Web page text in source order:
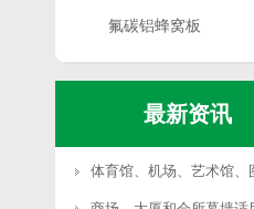
氟碳铝蜂窝板
最新资讯